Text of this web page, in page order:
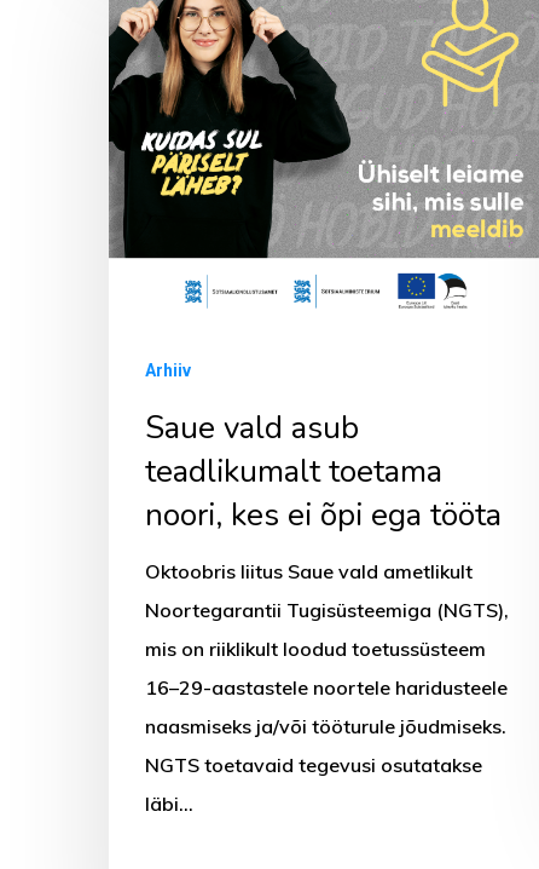
vald
asub
teadlikumalt
toetama
noori,
kes
ei
töötaArhiiv
Saue vald asub
teadlikumalt toetama
noori, kes ei õpi ega tööta
Oktoobris liitus Saue vald ametlikult
Noortegarantii Tugisüsteemiga (NGTS),
mis on riiklikult loodud toetussüsteem
16–29-aastastele noortele haridusteele
naasmiseks ja/või tööturule jõudmiseks.
NGTS toetavaid tegevusi osutatakse
läbi…